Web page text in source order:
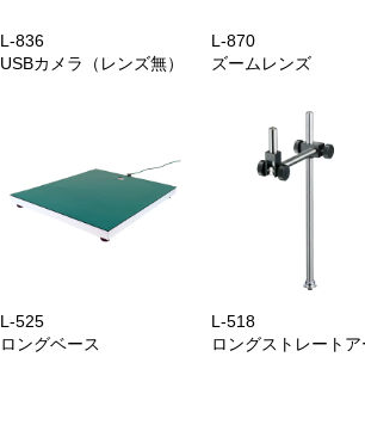
L-836
USBカメラ（レンズ無）
L-870
ズームレンズ
L-525
ロングベース
L-518
ロングストレートア